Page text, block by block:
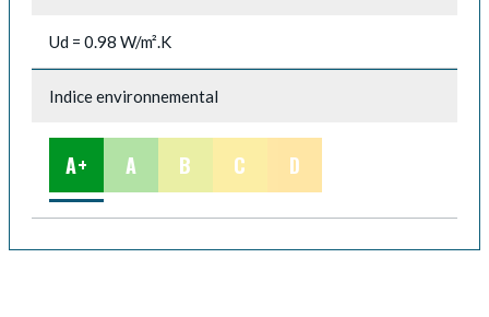
Ud = 0.98 W/m².K
Indice environnemental
A+ A B C D